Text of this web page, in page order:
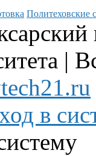
Политеховские
|
в